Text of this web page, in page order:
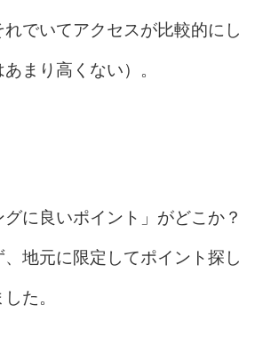
でいてアクセスが比較的にし
まり高くない）。
に良いポイント」がどこか？
地元に限定してポイント探し
た。